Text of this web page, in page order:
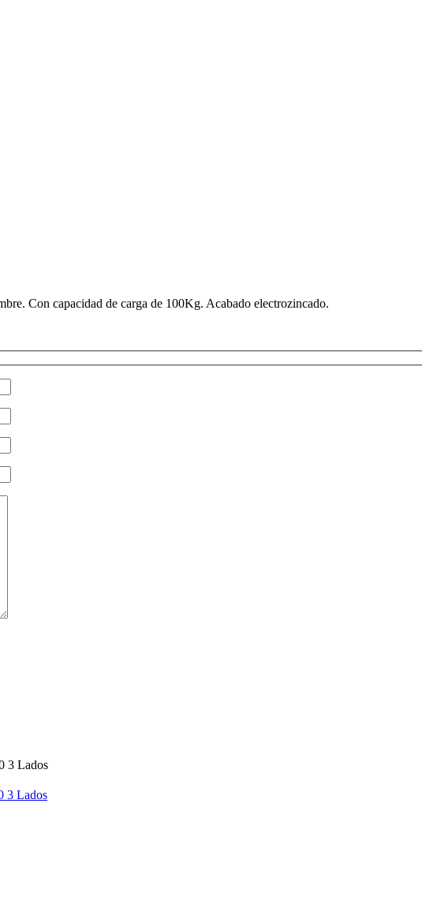
Con capacidad de carga de 100Kg. Acabado electrozincado.
3 Lados